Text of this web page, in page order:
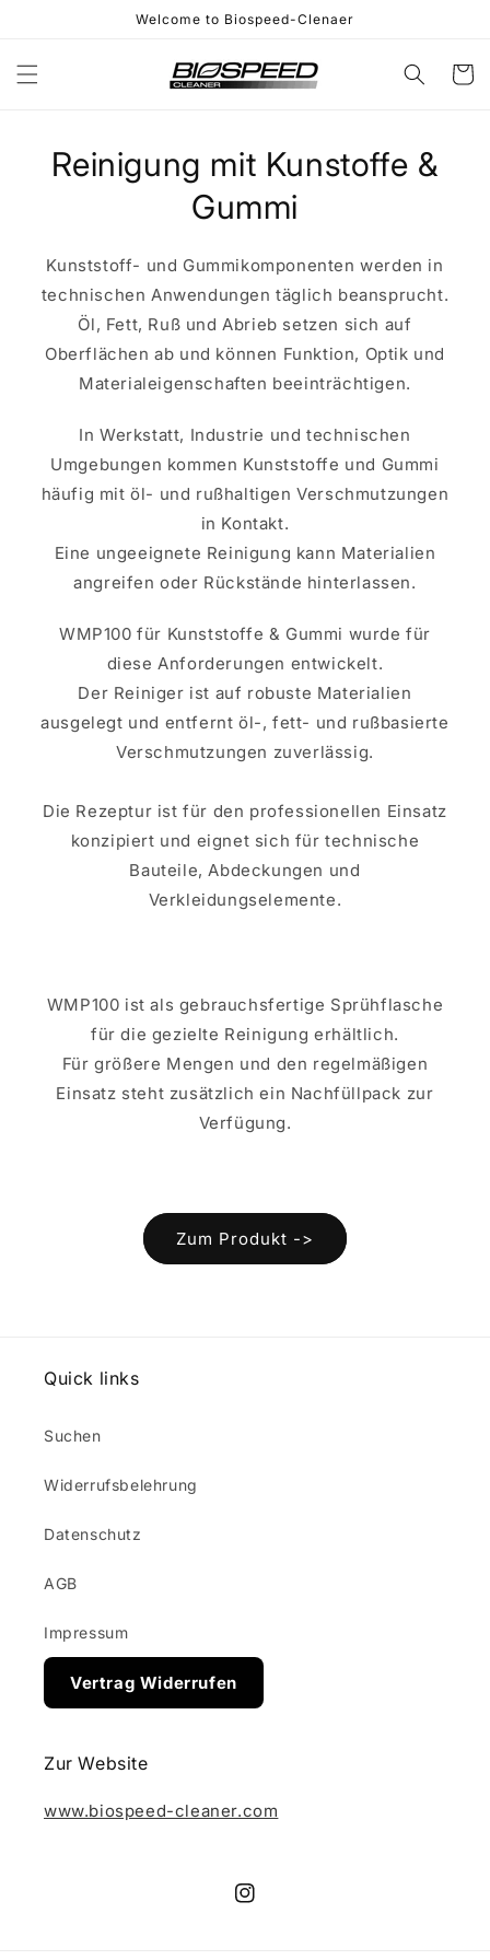
Welcome to Biospeed-Clenaer
Reinigung mit Kunstoffe &
Gummi
Kunststoff- und Gummikomponenten werden in
technischen Anwendungen täglich beansprucht.
Öl, Fett, Ruß und Abrieb setzen sich auf
Oberflächen ab und können Funktion, Optik und
Materialeigenschaften beeinträchtigen.
In Werkstatt, Industrie und technischen
Umgebungen kommen Kunststoffe und Gummi
häufig mit öl- und rußhaltigen Verschmutzungen
in Kontakt.
Eine ungeeignete Reinigung kann Materialien
angreifen oder Rückstände hinterlassen.
WMP100 für Kunststoffe & Gummi wurde für
diese Anforderungen entwickelt.
Der Reiniger ist auf robuste Materialien
ausgelegt und entfernt öl-, fett- und rußbasierte
Verschmutzungen zuverlässig.
Die Rezeptur ist für den professionellen Einsatz
konzipiert und eignet sich für technische
Bauteile, Abdeckungen und
Verkleidungselemente.
WMP100 ist als gebrauchsfertige Sprühflasche
für die gezielte Reinigung erhältlich.
Für größere Mengen und den regelmäßigen
Einsatz steht zusätzlich ein Nachfüllpack zur
Verfügung.
Zum Produkt ->
Quick links
Suchen
Widerrufsbelehrung
Datenschutz
AGB
Impressum
Vertrag Widerrufen
Zur Website
www.biospeed-cleaner.com
Instagram